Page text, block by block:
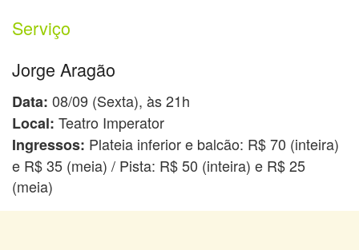
Serviço
Jorge Aragão
Data: 08/09 (Sexta), às 21h
Local: Teatro Imperator
Ingressos: Plateia inferior e balcão: R$ 70 (inteira)
e R$ 35 (meia) / Pista: R$ 50 (inteira) e R$ 25
(meia)